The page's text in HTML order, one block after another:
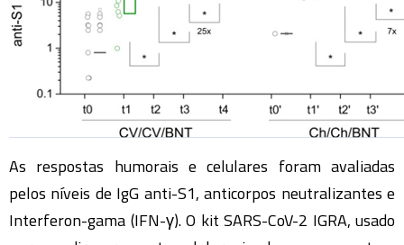
As respostas humorais e celulares foram avaliadas
pelos níveis de IgG anti-S1, anticorpos neutralizantes e
Interferon-gama (IFN-γ). O kit SARS-CoV-2 IGRA, usado